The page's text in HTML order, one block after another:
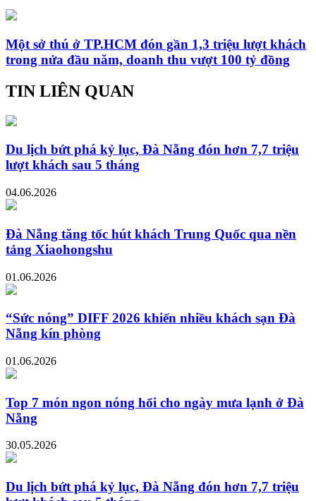
Một sở thú ở TP.HCM đón gần 1,3 triệu lượt khách
trong nửa đầu năm, doanh thu vượt 100 tỷ đồng
TIN LIÊN QUAN
Du lịch bứt phá kỷ lục, Đà Nẵng đón hơn 7,7 triệu
lượt khách sau 5 tháng
04.06.2026
Đà Nẵng tăng tốc hút khách Trung Quốc qua nền
tảng Xiaohongshu
01.06.2026
“Sức nóng” DIFF 2026 khiến nhiều khách sạn Đà
Nẵng kín phòng
01.06.2026
Top 7 món ngon nóng hổi cho ngày mưa lạnh ở Đà
Nẵng
30.05.2026
Du lịch bứt phá kỷ lục, Đà Nẵng đón hơn 7,7 triệu